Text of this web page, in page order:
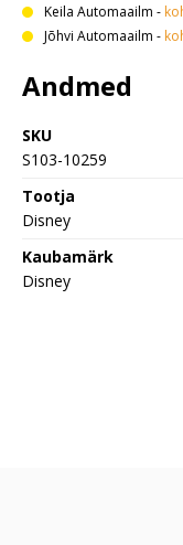
Keila Automaailm -
Jõhvi Automaailm -
Andmed
SKU
S103-10259
Tootja
Disney
Kaubamärk
Disney